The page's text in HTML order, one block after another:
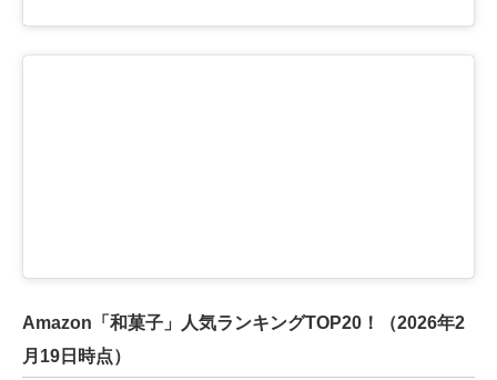
Amazon「和菓子」人気ランキングTOP20！（2026年2
月19日時点）